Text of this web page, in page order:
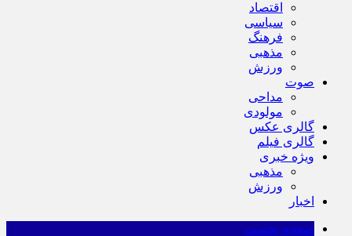
اقتصاد
سیاسی
فرهنگ
مذهبی
ورزش
صوت
مداحی
مولودی
گالری عکس
گالری فیلم
ویژه خبری
مذهبی
ورزش
اخبار
صفحه نخست